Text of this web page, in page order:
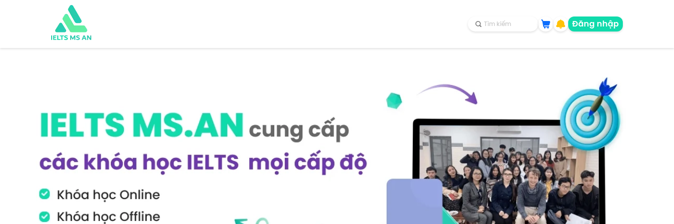
Đăng nhập